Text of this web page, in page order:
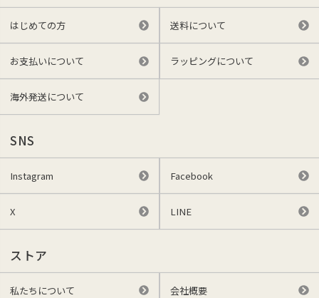
はじめての方 送料について
お支払いについて ラッピングについて
海外発送について
SNS
Instagram Facebook
X LINE
ストア
私たちについて 会社概要